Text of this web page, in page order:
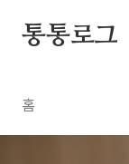
통통로그
홈